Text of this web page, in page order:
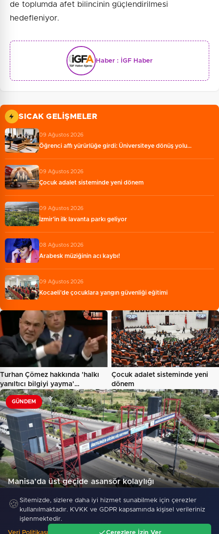
de toplumda afet bilincinin güçlendirilmesi
hedefleniyor.
Haber : İGF Haber
SICAK GELIŞMELER
09 Ağustos 2026
Öğrenci affı yürürlüğe girdi: Üniversiteye dönüş yolu…
09 Ağustos 2026
Çocuk adalet sisteminde yeni dönem
09 Ağustos 2026
İzmir’in ilk lavanta parkı geliyor
08 Ağustos 2026
Arabesk müziğinin acı kaybı!
09 Ağustos 2026
Kocaeli'de çocuklara yangın güvenliği eğitimi
Turhan Çömez hakkında 'halkı
yanıltıcı bilgiyi yayma'…
Çocuk adalet sisteminde yeni
dönem
GÜNDEM
Manisa’da üst geçide asansör kolaylığı
"5 ilde kuvvetli yağış, Marmara ve Ege’de
🍪 Sitemizde, sizlere daha iyi hizmet sunabilmek için çerezler
kullanılmaktadır. KVKK ve GDPR kapsamında kişisel verileriniz
işlenmektedir.
Veri Politikası Çerezlere İzin Ver